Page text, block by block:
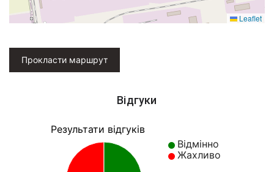
Leaflet
Прокласти маршрут
Відгуки
Результати відгуків
Відмінно
Жахливо